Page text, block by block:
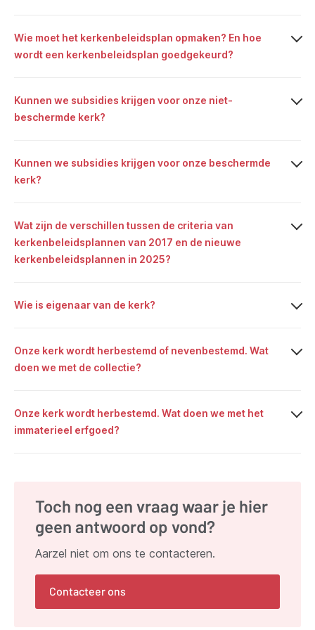
Wie moet het kerkenbeleidsplan opmaken? En hoe
wordt een kerkenbeleidsplan goedgekeurd?
Kunnen we subsidies krijgen voor onze niet-
beschermde kerk?
Kunnen we subsidies krijgen voor onze beschermde
kerk?
Wat zijn de verschillen tussen de criteria van
kerkenbeleidsplannen van 2017 en de nieuwe
kerkenbeleidsplannen in 2025?
Wie is eigenaar van de kerk?
Onze kerk wordt herbestemd of nevenbestemd. Wat
doen we met de collectie?
Onze kerk wordt herbestemd. Wat doen we met het
immaterieel erfgoed?
Toch nog een vraag waar je hier
geen antwoord op vond?
Aarzel niet om ons te contacteren.
Contacteer ons